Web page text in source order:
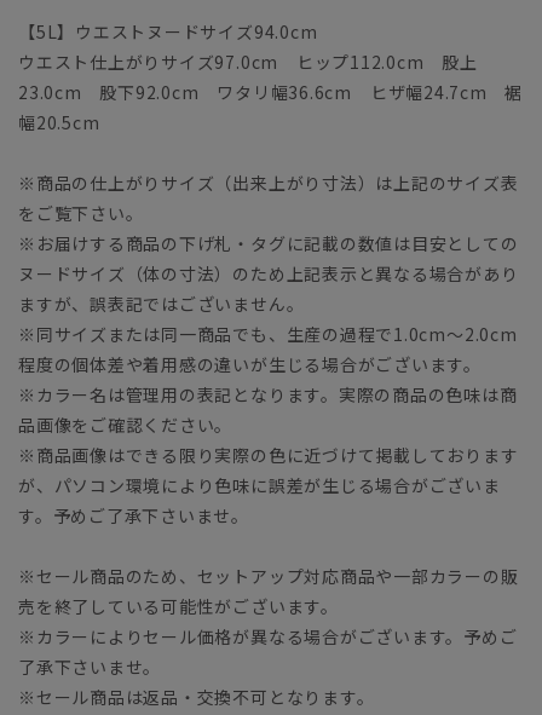
【5L】ウエストヌードサイズ94.0cm
ウエスト仕上がりサイズ97.0cm ヒップ112.0cm 股上
23.0cm 股下92.0cm ワタリ幅36.6cm ヒザ幅24.7cm 裾
幅20.5cm
※商品の仕上がりサイズ（出来上がり寸法）は上記のサイズ表
をご覧下さい。
※お届けする商品の下げ札・タグに記載の数値は目安としての
ヌードサイズ（体の寸法）のため上記表示と異なる場合があり
ますが、誤表記ではございません。
※同サイズまたは同一商品でも、生産の過程で1.0cm～2.0cm
程度の個体差や着用感の違いが生じる場合がございます。
※カラー名は管理用の表記となります。実際の商品の色味は商
品画像をご確認ください。
※商品画像はできる限り実際の色に近づけて掲載しております
が、パソコン環境により色味に誤差が生じる場合がございま
す。予めご了承下さいませ。
※セール商品のため、セットアップ対応商品や一部カラーの販
売を終了している可能性がございます。
※カラーによりセール価格が異なる場合がございます。予めご
了承下さいませ。
※セール商品は返品・交換不可となります。